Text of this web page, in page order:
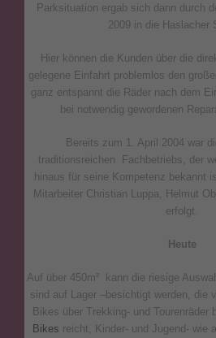
Parksituation ergab sich dann durch
2009 in die Haslacher
Hier können die Kunden über die
gelegene Einfahrt problemlos den
ganz entspannt die Räder nach dem
bei notwendig gewordenen
Bereits zum 1. April 2004 war
traditionsreichen Fachbetriebs, der
hinaus für seine Kompetenz bekannt
Mitarbeiter Christian Luppa, Helmut
erfolgt.
Heute
Auf über 450m² kann die riesige
sind auf Lager –besichtigt werden, die
Bikes über Trekking- und Tourenräder
Bikes reicht, Kinder- und Jugend- wie